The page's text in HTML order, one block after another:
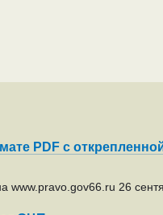
PDF с
www.pravo.gov66.ru 26